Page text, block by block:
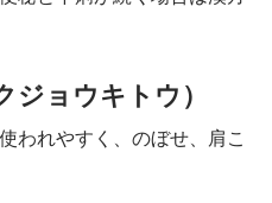
ジョウキトウ）
われやすく、のぼせ、肩こ